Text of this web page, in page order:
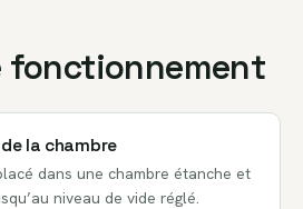
fonctionnement
la chambre
dans une chambre étanche et
niveau de vide réglé.